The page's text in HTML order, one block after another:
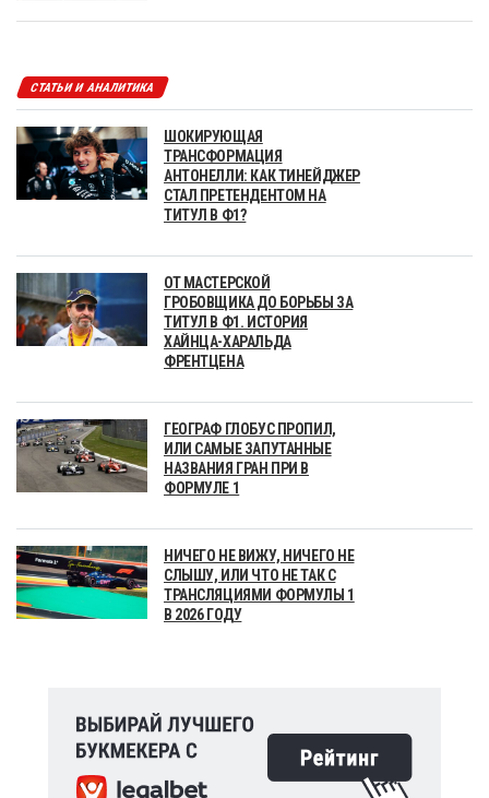
СТАТЬИ И АНАЛИТИКА
ШОКИРУЮЩАЯ
ТРАНСФОРМАЦИЯ
АНТОНЕЛЛИ: КАК ТИНЕЙДЖЕР
СТАЛ ПРЕТЕНДЕНТОМ НА
ТИТУЛ В Ф1?
ОТ МАСТЕРСКОЙ
ГРОБОВЩИКА ДО БОРЬБЫ ЗА
ТИТУЛ В Ф1. ИСТОРИЯ
ХАЙНЦА-ХАРАЛЬДА
ФРЕНТЦЕНА
ГЕОГРАФ ГЛОБУС ПРОПИЛ,
ИЛИ САМЫЕ ЗАПУТАННЫЕ
НАЗВАНИЯ ГРАН ПРИ В
ФОРМУЛЕ 1
НИЧЕГО НЕ ВИЖУ, НИЧЕГО НЕ
СЛЫШУ, ИЛИ ЧТО НЕ ТАК С
ТРАНСЛЯЦИЯМИ ФОРМУЛЫ 1
В 2026 ГОДУ